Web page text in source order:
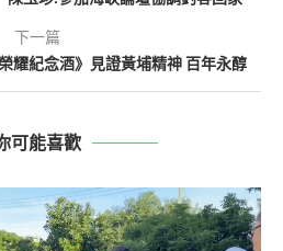
下一篇
耀紀念酒》見證黃埔精神 百年永醇
可能喜歡